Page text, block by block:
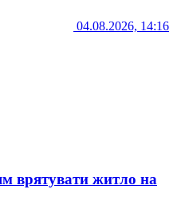
04.08.2026, 14:16
врятувати житло на